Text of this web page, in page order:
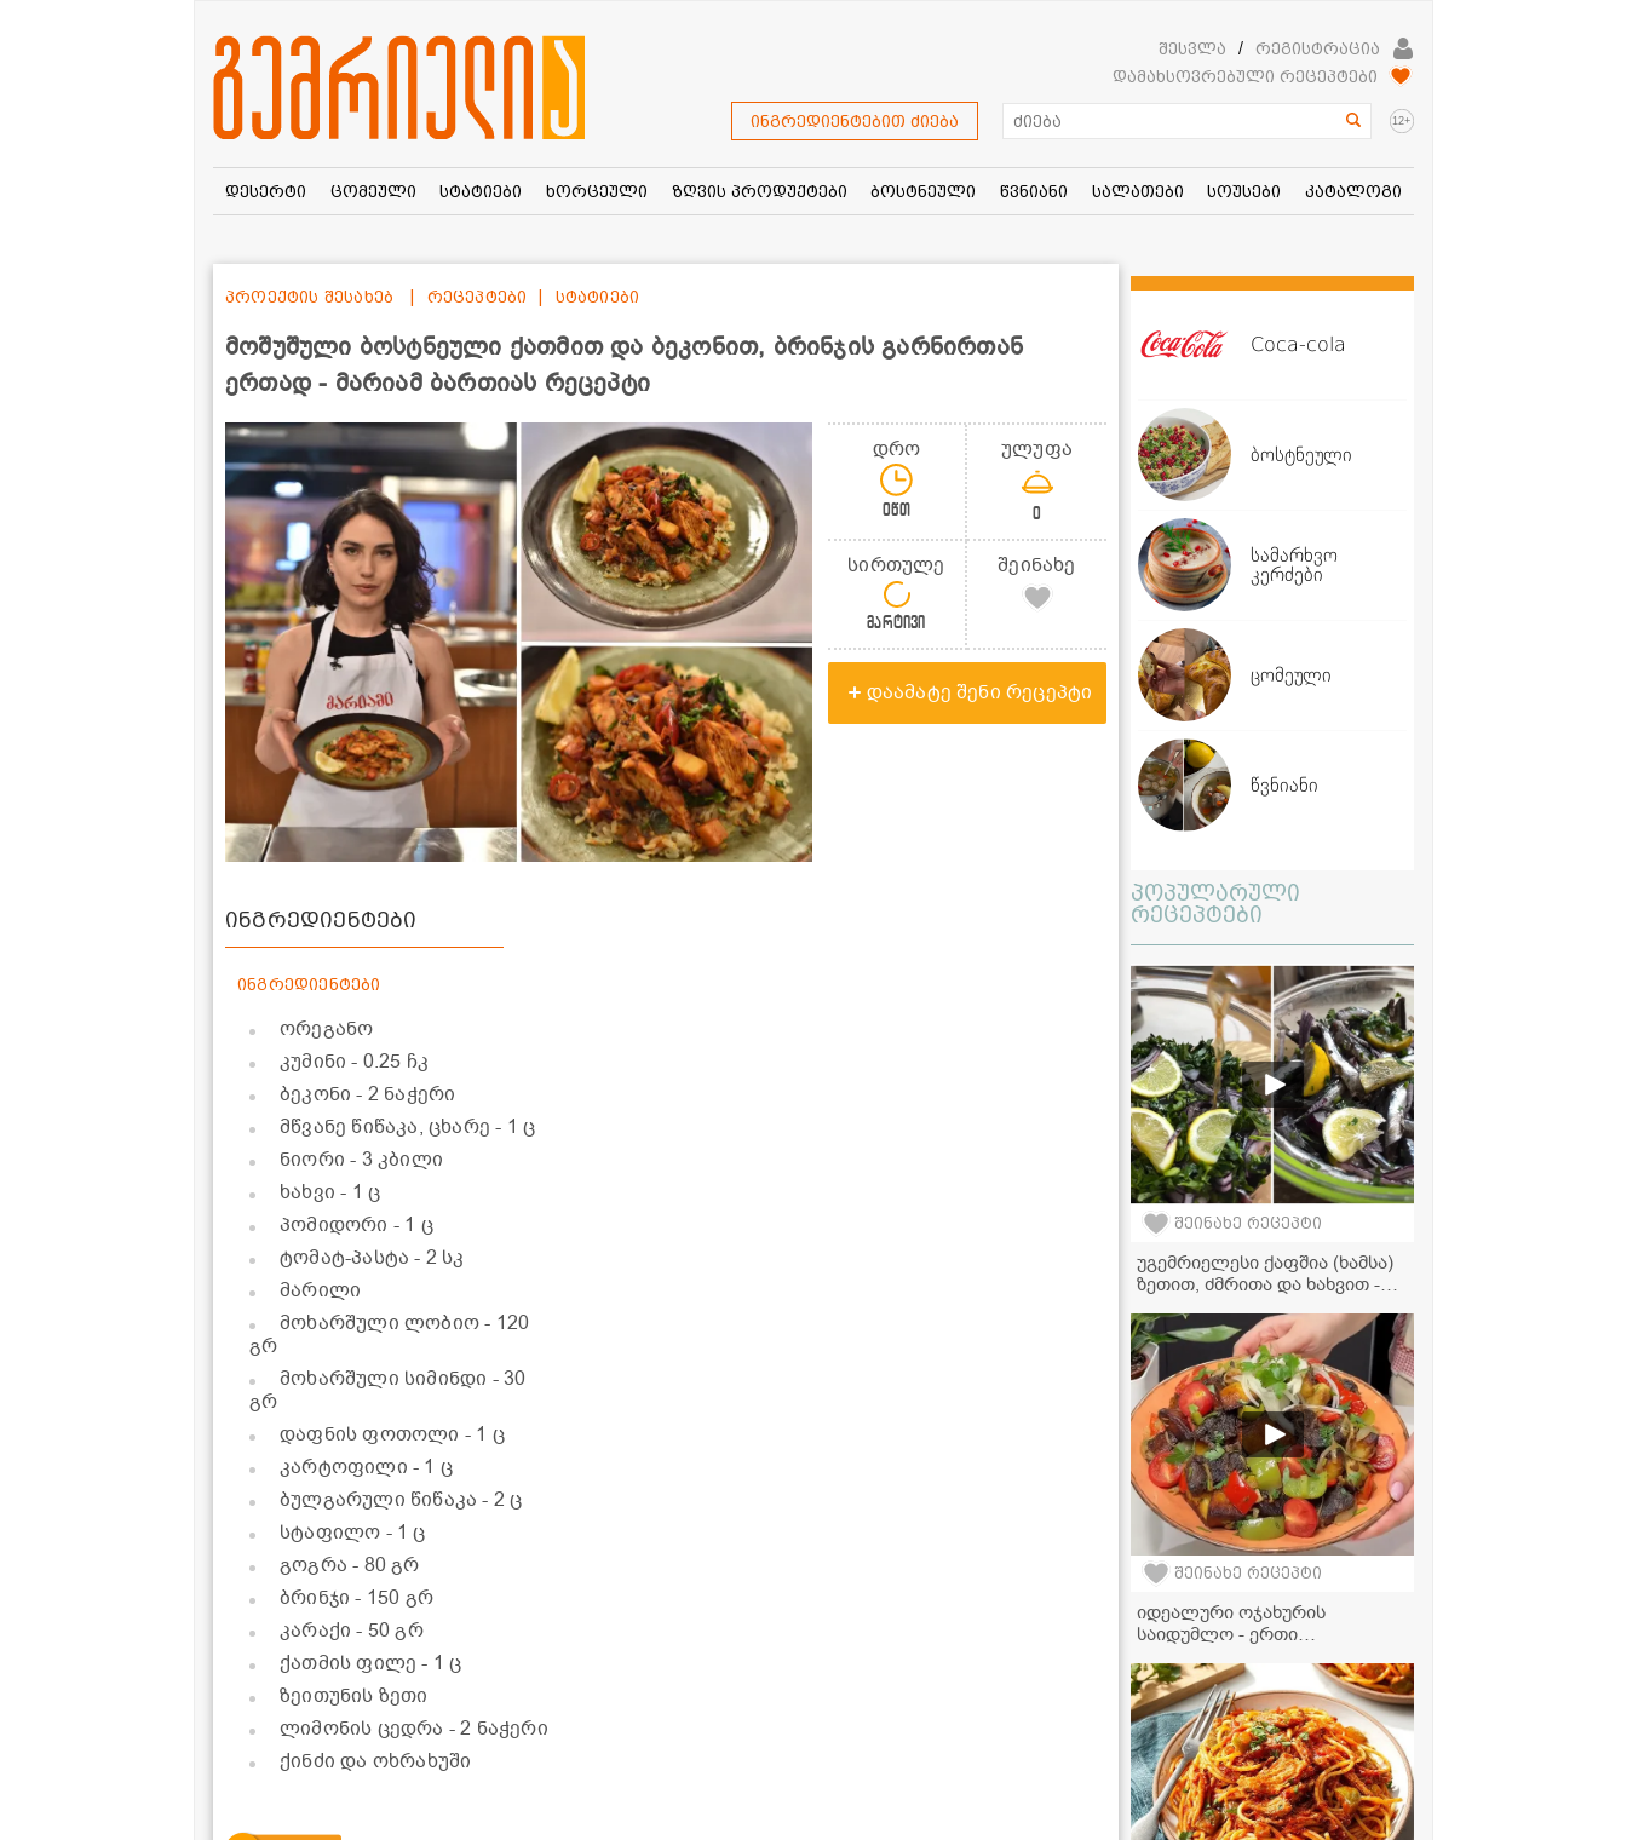
შესვლა /
რეგისტრაცია
დამახსოვრებული რეცეპტები
ინგრედიენტებით ძიება 12+
დესერტი ცომეული სტატიები ხორცეული ზღვის პროდუქტები ბოსტნეული წვნიანი სალათები სოუსები კატალოგი
პროექტის შესახებ რეცეპტები სტატიები
მოშუშული ბოსტნეული ქათმით და ბეკონით, ბრინჯის გარნირთან
ერთად - მარიამ ბართიას რეცეპტი
დრო
0წთ
ულუფა
0
სირთულე
მარტივი
შეინახე
დაამატე შენი რეცეპტი
ინგრედიენტები
ინგრედიენტები
ორეგანო
კუმინი- 0.25 ჩკ
ბეკონი- 2 ნაჭერი
მწვანე წიწაკა, ცხარე- 1 ც
ნიორი- 3 კბილი
ხახვი- 1 ც
პომიდორი - 1 ც
ტომატ-პასტა- 2 სკ
მარილი
მოხარშული ლობიო- 120
გრ
მოხარშული სიმინდი - 30
გრ
დაფნის ფოთოლი - 1 ც
კარტოფილი - 1 ც
ბულგარული წიწაკა- 2 ც
სტაფილო - 1 ც
გოგრა- 80 გრ
ბრინჯი- 150 გრ
კარაქი- 50 გრ
ქათმის ფილე- 1 ც
ზეითუნის ზეთი
ლიმონის ცედრა - 2 ნაჭერი
ქინძი და ოხრახუში
Coca-cola
ბოსტნეული
სამარხვო
კერძები
ცომეული
წვნიანი
პოპულარული
რეცეპტები
შეინახე რეცეპტი
უგემრიელესი ქაფშია (ხამსა)
ზეთით, ძმრითა და ხახვით -
რეცეპტი
შეინახე რეცეპტი
იდეალური ოჯახურის
საიდუმლო - ერთი
კერძს რესტორნის გემოს
აძლევს!